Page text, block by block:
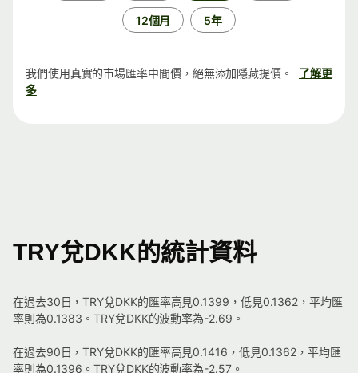
12個月 5年
我們使用真實的市場匯率中間價，絕無添加隱藏提價。
了解更
多
TRY兌DKK的統計資料
在過去30日，TRY兌DKK的匯率高見0.1399，低見0.1362，平均匯
率則為0.1383。TRY兌DKK的波動率為-2.69。
在過去90日，TRY兌DKK的匯率高見0.1416，低見0.1362，平均匯
率則為0.1396。TRY兌DKK的波動率為-2.57。